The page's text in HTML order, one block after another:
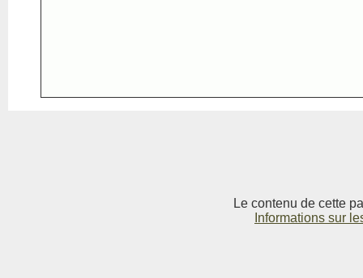
Le contenu de cette
Informations sur